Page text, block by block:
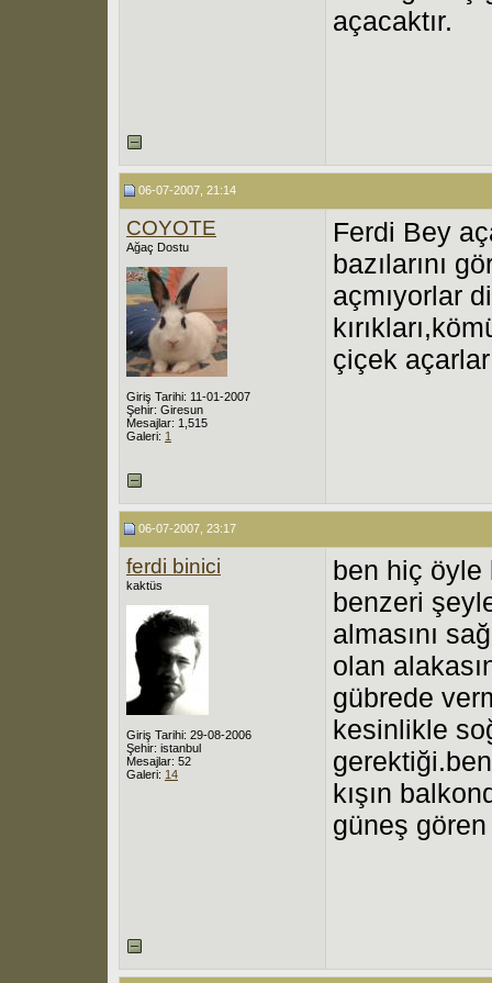
açacaktır.
06-07-2007, 21:14
COYOTE
Ağaç Dostu
Giriş Tarihi: 11-01-2007
Şehir: Giresun
Mesajlar: 1,515
Galeri: 1
Ferdi Bey
bazılarını
açmıyorlar
çiçek
06-07-2007, 23:17
ferdi binici
kaktüs
Giriş Tarihi: 29-08-2006
Şehir: istanbul
Mesajlar: 52
Galeri: 14
ben hiç öyle
benzeri
almasını
olan
gübrede
kesinlikle
kışın
güneş